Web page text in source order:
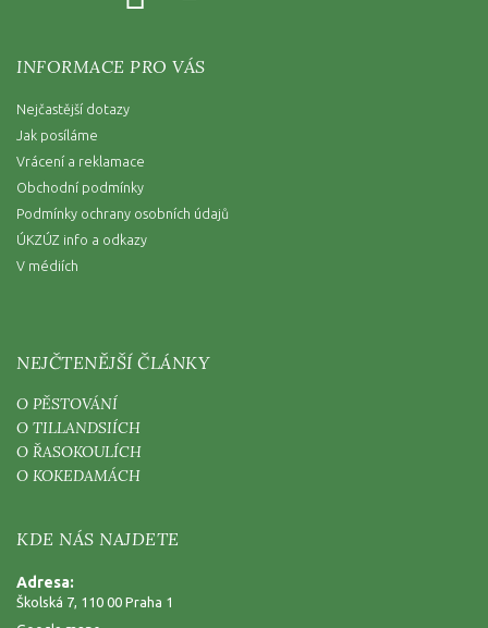
INFORMACE PRO VÁS
Nejčastější dotazy
Jak posíláme
Vrácení a reklamace
Obchodní podmínky
Podmínky ochrany osobních údajů
ÚKZÚZ info a odkazy
V médiích
NEJČTENĚJŠÍ ČLÁNKY
O PĚSTOVÁNÍ
O TILLANDSIÍCH
O ŘASOKOULÍCH
O KOKEDAMÁCH
KDE NÁS NAJDETE
Adresa:
Školská 7, 110 00 Praha 1